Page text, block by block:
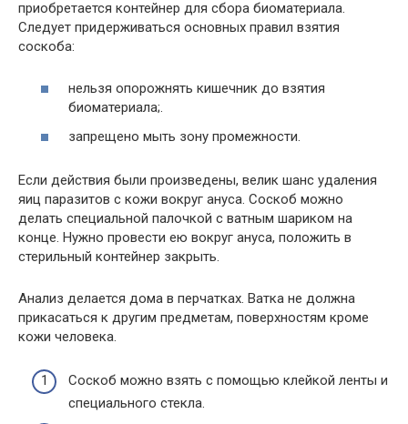
приобретается контейнер для сбора биоматериала.
Следует придерживаться основных правил взятия
соскоба:
нельзя опорожнять кишечник до взятия
биоматериала;.
запрещено мыть зону промежности.
Если действия были произведены, велик шанс удаления
яиц паразитов с кожи вокруг ануса. Соскоб можно
делать специальной палочкой с ватным шариком на
конце. Нужно провести ею вокруг ануса, положить в
стерильный контейнер закрыть.
Анализ делается дома в перчатках. Ватка не должна
прикасаться к другим предметам, поверхностям кроме
кожи человека.
Соскоб можно взять с помощью клейкой ленты и
специального стекла.